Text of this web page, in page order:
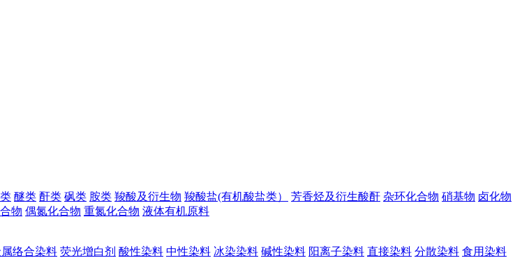
醚类 酐类 砜类 胺类 羧酸及衍生物 羧酸盐(有机酸盐类） 芳香烃及衍生酸酐 杂环化合物 硝基物 卤化物
物 偶氮化合物 重氮化合物 液体有机原料
络合染料 荧光增白剂 酸性染料 中性染料 冰染染料 碱性染料 阳离子染料 直接染料 分散染料 食用染料